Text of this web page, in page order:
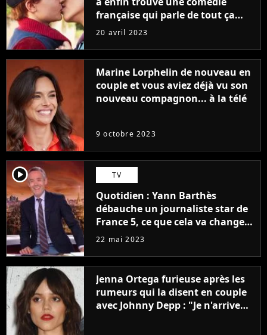
française qui parle de tout ça
sans être super ringarde
20 avril 2023
Marine Lorphelin de nouveau en
couple et vous aviez déjà vu son
nouveau compagnon... à la télé
9 octobre 2023
player2 TV
Quotidien : Yann Barthès
débauche un journaliste star de
France 5, ce que cela va changer
à la rentrée
22 mai 2023
Jenna Ortega furieuse après les
rumeurs qui la disent en couple
avec Johnny Depp : "Je n'arrive